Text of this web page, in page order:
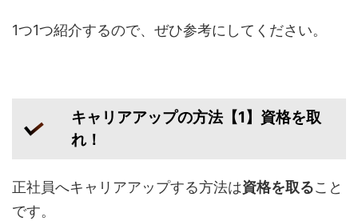
1つ1つ紹介するので、ぜひ参考にしてください。
キャリアアップの方法【1】資格を取
れ！
正社員へキャリアアップする方法は資格を取ること
です。